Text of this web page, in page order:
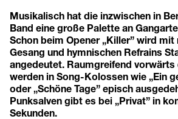
Musikalisch hat die inzwischen in
Band eine große Palette an
Schon beim Opener „Killer” wird
Gesang und hymnischen Refrains
angedeutet. Raumgreifend vorwärts
werden in Song-Kolossen wie „Ein
oder „Schöne Tage” episch
Punksalven gibt es bei „Privat” in
Sekunden.